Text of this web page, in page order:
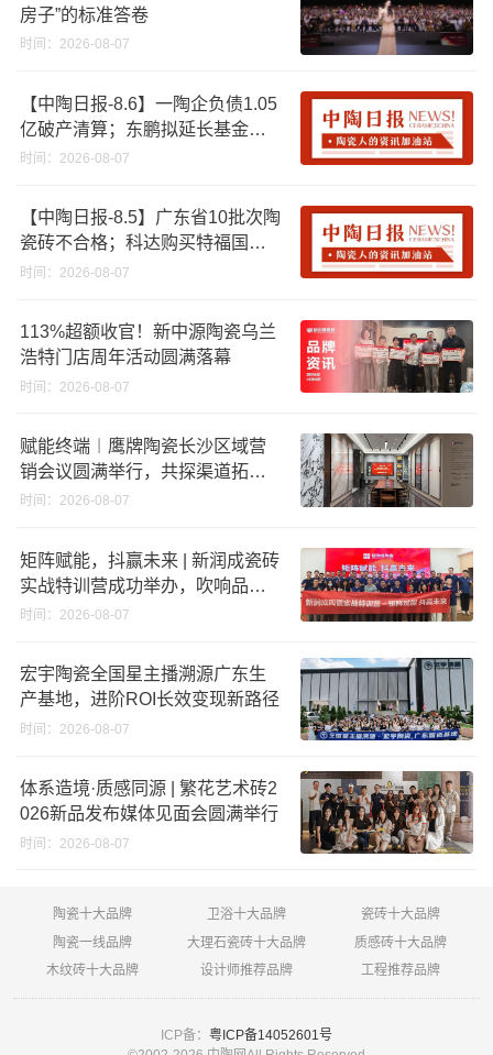
房子”的标准答卷
时间：2026-08-07
【中陶日报-8.6】一陶企负债1.05
亿破产清算；东鹏拟延长基金投
资期限；工信部开展建陶行业能
时间：2026-08-07
【中陶日报-8.5】广东省10批次陶
瓷砖不合格；科达购买特福国际
股份申请未通过；蒙娜丽莎5千万
破18亿元
时间：2026-08-07
113%超额收官！新中源陶瓷乌兰
浩特门店周年活动圆满落幕
时间：2026-08-07
赋能终端︱鹰牌陶瓷长沙区域营
销会议圆满举行，共探渠道拓展
与门店升级新路径
时间：2026-08-07
矩阵赋能，抖赢未来 | 新润成瓷砖
实战特训营成功举办，吹响品牌
秋季营销冲锋号！
时间：2026-08-07
宏宇陶瓷全国星主播溯源广东生
产基地，进阶ROI长效变现新路径
时间：2026-08-07
体系造境·质感同源 | 繁花艺术砖2
026新品发布媒体见面会圆满举行
时间：2026-08-07
陶瓷十大品牌 卫浴十大品牌
瓷砖十大品牌
陶瓷一线品牌
大理石瓷砖十大品牌
质感砖十大品牌
木纹砖十大品牌
设计师推荐品牌 工程推荐品牌
ICP备： 粤ICP备14052601号